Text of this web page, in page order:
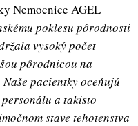
Nemocnice AGEL
poklesu pôrodnosti
vysoký počet
pôrodnicou na
pacientky oceňujú
a takisto
stave tehotenstva